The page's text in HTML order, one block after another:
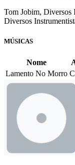
Tom Jobim, Diversos
Diversos
MÚSICAS
Nome
Lamento No Morro